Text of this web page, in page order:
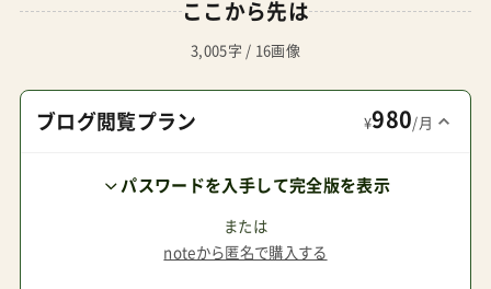
るなら→バガブーバタフライでしょ！（私も世界各
レビューサイトも2022のMVP受賞）今回は第一子
ものがいい・・・→耐久性・剛性ならバタフライ。で
二人連れの移動の問題も出てくるからもっと軽く
て適当に持てるものが良く感じるかもね。その時
はバタフライを売ってオルフェオやリベルに買い
ここから先は
3,005字 / 16画像
ブログ閲覧プラン ¥980/月
パスワードを入手して完全版を表示
または
noteから匿名で購入する